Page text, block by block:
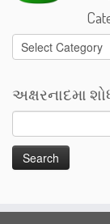
Categories
અક્ષરનાદમા